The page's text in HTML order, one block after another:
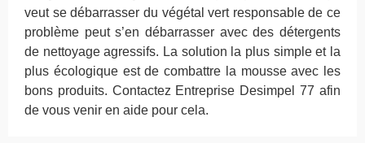
veut se débarrasser du végétal vert responsable de ce
problème peut s’en débarrasser avec des détergents
de nettoyage agressifs. La solution la plus simple et la
plus écologique est de combattre la mousse avec les
bons produits. Contactez Entreprise Desimpel 77 afin
de vous venir en aide pour cela.